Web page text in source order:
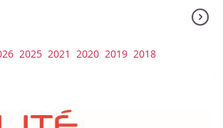
2025 2021 2020 2019 2018